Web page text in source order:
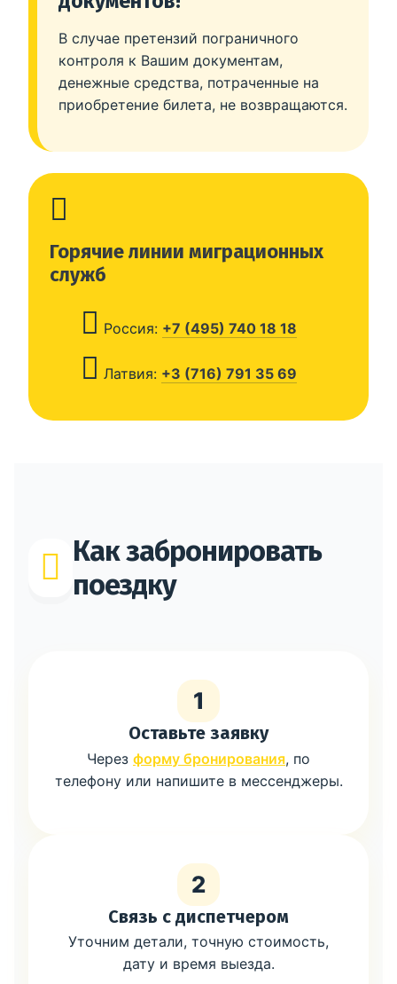
В случае претензий пограничного
контроля к Вашим документам,
денежные средства, потраченные на
приобретение билета, не возвращаются.
Горячие линии миграционных
служб
Россия: +7 (495) 740 18 18
Латвия: +3 (716) 791 35 69
Как забронировать
поездку
1
Оставьте заявку
Через форму бронирования, по
телефону или напишите в мессенджеры.
2
Связь с диспетчером
Уточним детали, точную стоимость,
дату и время выезда.